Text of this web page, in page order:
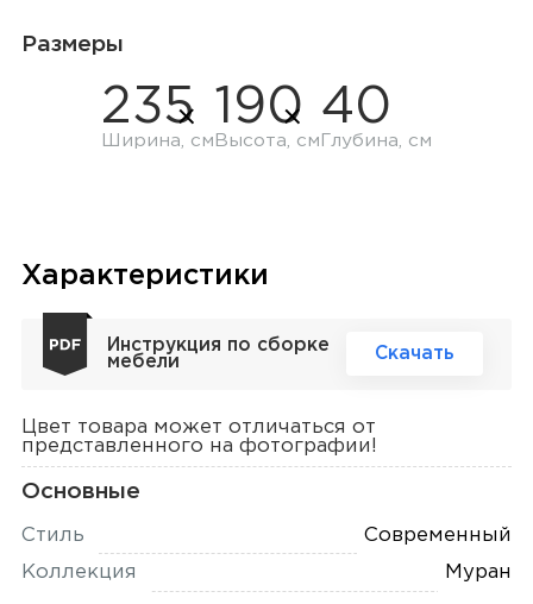
Размеры
235
Ширина, см
190
Высота, см
40
Глубина, см
Характеристики
Инструкция по сборке
мебели
Скачать
Цвет товара может отличаться от
представленного на фотографии!
Основные
Стиль Современный
Коллекция Муран